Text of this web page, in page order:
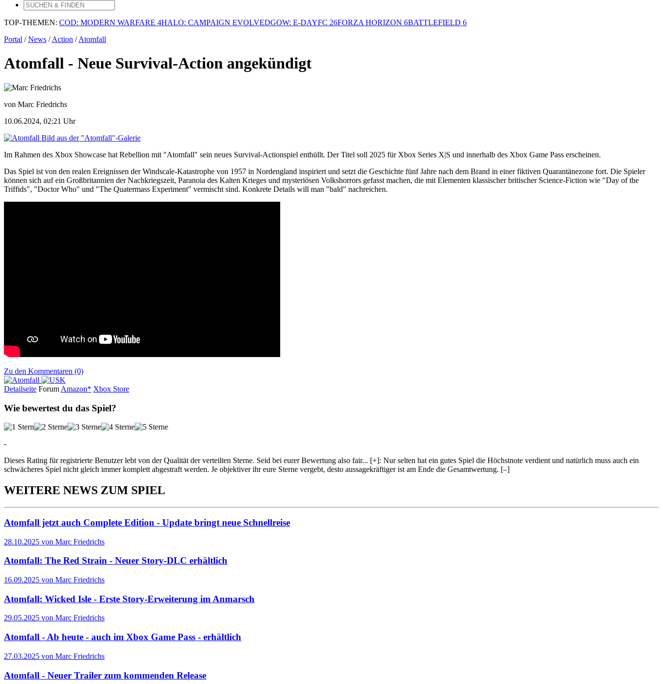
TOP-THEMEN: COD: MODERN WARFARE 4HALO: CAMPAIGN EVOLVEDGOW: E-DAYFC 26FORZA HORIZON 6BATTLEFIELD 6
Portal /News /Action /Atomfall
Atomfall - Neue Survival-Action angekündigt
von Marc Friedrichs
10.06.2024, 02:21 Uhr
Bild aus der "Atomfall"-Galerie
Im Rahmen des Xbox Showcase hat Rebellion mit "Atomfall" sein neues Survival-Actionspiel enthüllt. Der Titel soll 2025 für Xbox Series X|S und innerhalb des Xbox Game Pass erscheinen.
Das Spiel ist von den realen Ereignissen der Windscale-Katastrophe von 1957 in Nordengland inspiriert und setzt die Geschichte fünf Jahre nach dem Brand in einer fiktiven Quarantänezone fort. Die Spieler
können sich auf ein Großbritannien der Nachkriegszeit, Paranoia des Kalten Krieges und mysteriösen Volkshorrors gefasst machen, die mit Elementen klassischer britischer Science-Fiction wie "Day of the
Triffids", "Doctor Who" und "The Quatermass Experiment" vermischt sind. Konkrete Details will man "bald" nachreichen.
Zu den Kommentaren (0)
Detailseite Forum Amazon* Xbox Store
Wie bewertest du das Spiel?
-
Dieses Rating für registrierte Benutzer lebt von der Qualität der verteilten Sterne. Seid bei eurer Bewertung also fair... [+]: Nur selten hat ein gutes Spiel die Höchstnote verdient und natürlich muss auch ein
schwächeres Spiel nicht gleich immer komplett abgestraft werden. Je objektiver ihr eure Sterne vergebt, desto aussagekräftiger ist am Ende die Gesamtwertung. [–]
WEITERE NEWS ZUM SPIEL
Atomfall jetzt auch Complete Edition - Update bringt neue Schnellreise
28.10.2025 von Marc Friedrichs
Atomfall: The Red Strain - Neuer Story-DLC erhältlich
16.09.2025 von Marc Friedrichs
Atomfall: Wicked Isle - Erste Story-Erweiterung im Anmarsch
29.05.2025 von Marc Friedrichs
Atomfall - Ab heute - auch im Xbox Game Pass - erhältlich
27.03.2025 von Marc Friedrichs
Atomfall - Neuer Trailer zum kommenden Release